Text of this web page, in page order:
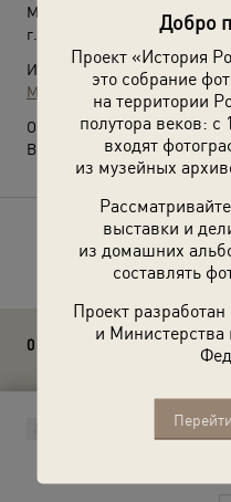
Добро
Проект «История
это собрание
на территории
полутора веков: с
входят
из музейных
выставки и
из домашних
составлять
Проект
и Министерства
Место съемки:
г. Нижний Новгород
Источники:
МАММ / МДФ
О фотографии:
Выставка
«Жизнь в городе
Расскажите
0 комментариев